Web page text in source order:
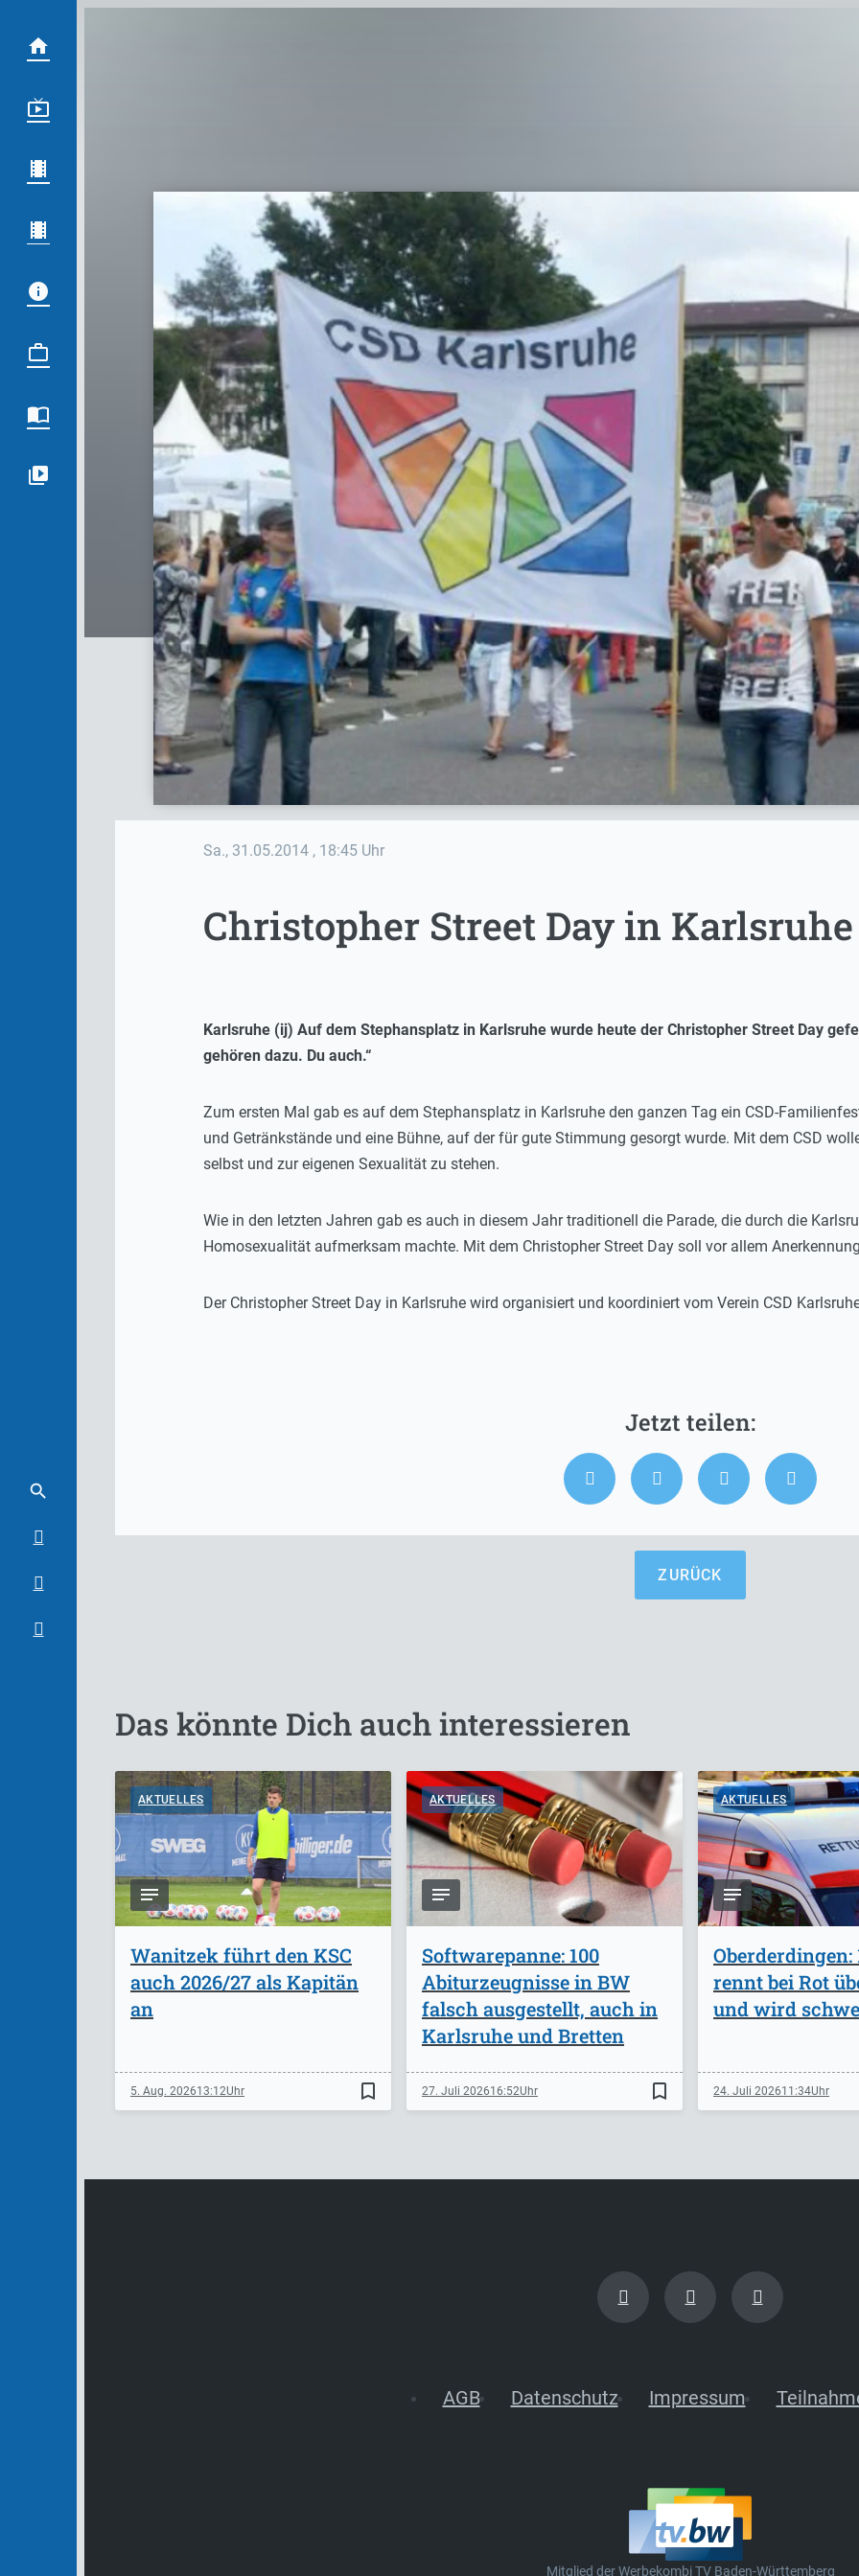
Sa., 31.05.2014 , 18:45 Uhr
Christopher Street Day in Karlsruhe
Karlsruhe (ij) Auf dem Stephansplatz in Karlsruhe wurde heute der Christopher Street Day
gehören dazu. Du auch.“
Zum ersten Mal gab es auf dem Stephansplatz in Karlsruhe den ganzen Tag ein CSD-
und Getränkstände und eine Bühne, auf der für gute Stimmung gesorgt wurde. Mit dem CSD
selbst und zur eigenen Sexualität zu stehen.
Wie in den letzten Jahren gab es auch in diesem Jahr traditionell die Parade, die durch die
Homosexualität aufmerksam machte. Mit dem Christopher Street Day soll vor allem
Der Christopher Street Day in Karlsruhe wird organisiert und koordiniert vom Verein CSD
ZURÜCK
Das könnte Dich auch interessieren
AKTUELLES
Wanitzek führt den KSC
auch 2026/27 als Kapitän
an
5. Aug. 202613:12 bookmark_border
AKTUELLES
Softwarepanne: 100
Abiturzeugnisse in BW
falsch ausgestellt, auch in
Karlsruhe und Bretten
27. Juli 202616:52 bookmark_border
AKTUELLES
Oberderdingen:
rennt bei Rot
und wird
24. Juli 202611:34
AGB Datenschutz Impressum
Mitglied der Werbekombi TV Baden-Württemberg